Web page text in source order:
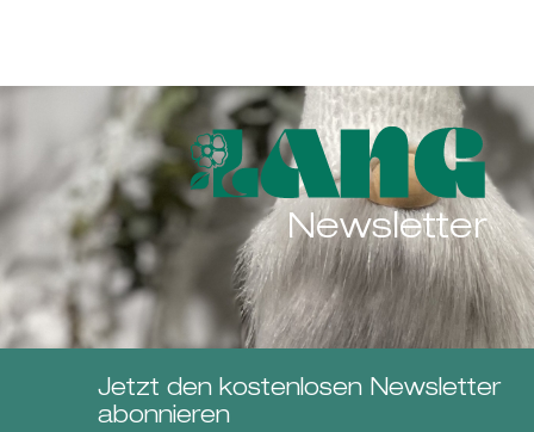
Newsletter
Jetzt den kostenlosen Newsletter
abonnieren